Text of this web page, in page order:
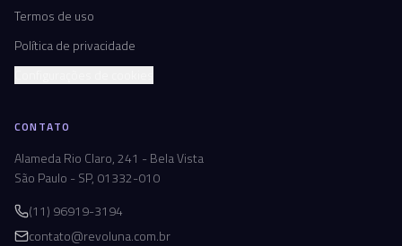
Termos de uso
Política de privacidade
CONTATO
Alameda Rio Claro, 241 - Bela Vista
São Paulo - SP, 01332-010
(11) 96919-3194
contato@revoluna.com.br